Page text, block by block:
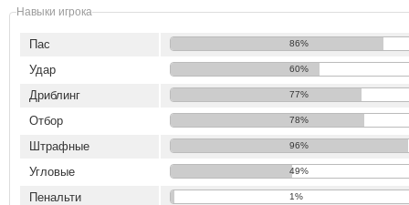
Навыки игрока
Пас 86%
Удар 60%
Дриблинг 77%
Отбор 78%
Штрафные 96%
Угловые 49%
Пенальти 1%